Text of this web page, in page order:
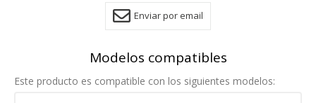
Enviar por email
Modelos compatibles
Este producto es compatible con los siguientes modelos: